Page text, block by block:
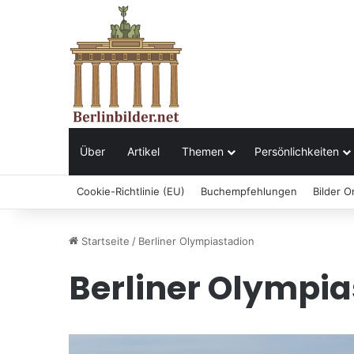
Über Artikel Themen Persönlichkeiten
Cookie-Richtlinie (EU) Buchempfehlungen Bilder
Startseite / Berliner Olympiastadion
Berliner